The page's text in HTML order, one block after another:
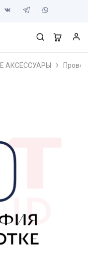
АКСЕССУАРЫ